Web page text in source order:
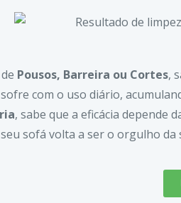
Pousos, Barreira ou Cortes,
com o uso diário,
, sabe que a eficácia depende
sofá volta a ser o orgulho da